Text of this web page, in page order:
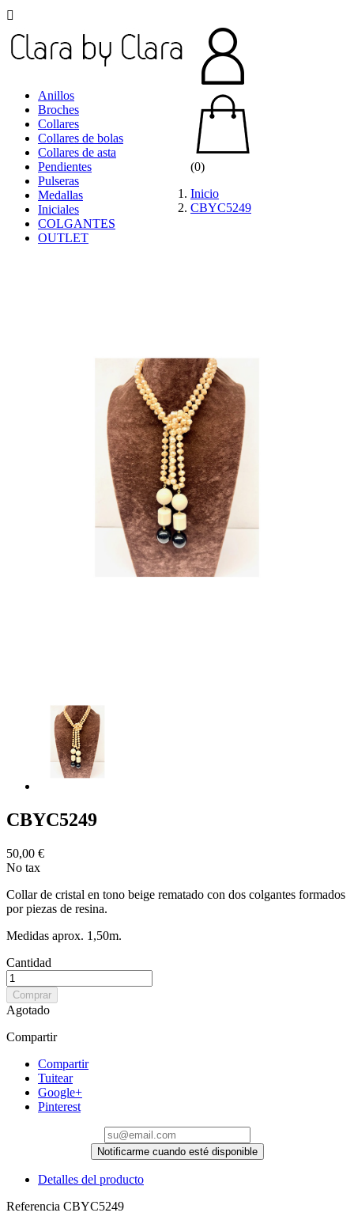

Anillos
Broches
Collares
Collares de bolas
Collares de asta
Pendientes
Pulseras
Medallas
Iniciales
COLGANTES
OUTLET
(0)
Inicio
CBYC5249
CBYC5249
50,00 €
No tax
Collar de cristal en tono beige rematado con dos colgantes formados
por piezas de resina.
Medidas aprox. 1,50m.
Cantidad
Comprar
Agotado
Compartir
Compartir
Tuitear
Google+
Pinterest
Notificarme cuando esté disponible
Detalles del producto
Referencia CBYC5249